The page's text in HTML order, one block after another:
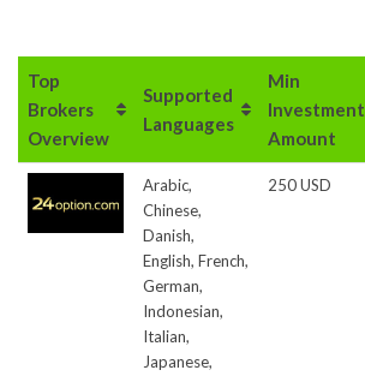
Top
Brokers
Overview
Supported
Languages
Min
Investment
Amount
Arabic,
Chinese,
Danish,
English, French,
German,
Indonesian,
Italian,
Japanese,
250 USD